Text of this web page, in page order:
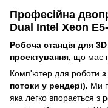
Професійна
Dual Intel Xeon
Робоча станція для
проектування, що має
Комп'ютер для роботи
потоки у рендері). Ми
яка легко впорається